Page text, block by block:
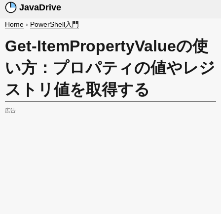
JavaDrive
Home › PowerShell入門
Get-ItemPropertyValueの使
い方：プロパティの値やレジ
ストリ値を取得する
広告